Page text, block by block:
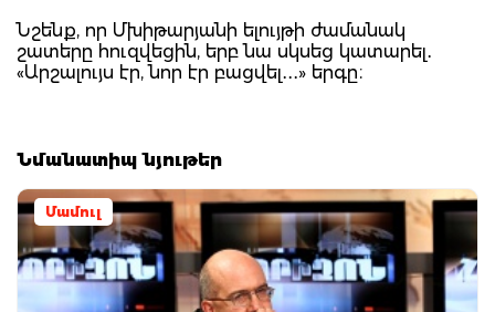
Նշենք, որ Մխիթարյանի ելույթի ժամանակ
շատերը հուզվեցին, երբ նա սկսեց կատարել․
«Արշալույս էր, նոր էր բացվել․․․» երգը։
Նմանատիպ նյութեր
Մամուլ